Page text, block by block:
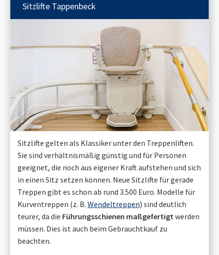
Sitzlifte Tappenbeck
Sitzlifte gelten als Klassiker unter den Treppenliften.
Sie sind verhältnismäßig günstig und für Personen
geeignet, die noch aus eigener Kraft aufstehen und sich
in einen Sitz setzen können. Neue Sitzlifte für gerade
Treppen gibt es schon ab rund 3.500 Euro. Modelle für
Kurventreppen (z. B. Wendeltreppen) sind deutlich
teurer, da die Führungsschienen maßgefertigt werden
müssen. Dies ist auch beim Gebrauchtkauf zu
beachten.